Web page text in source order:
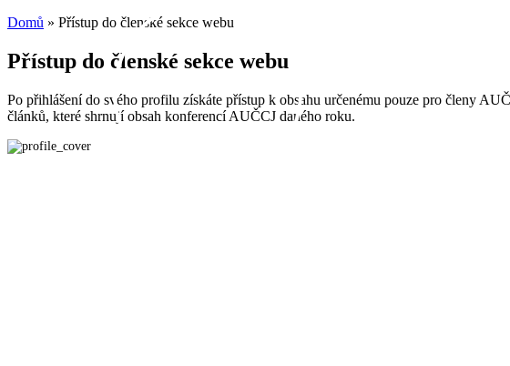
Domů » Přístup do členské sekce webu
Přístup do členské sekce webu
Po přihlášení do svého profilu získáte přístup k obsahu určenému pouze pro členy
článků, které shrnují obsah konferencí AUČCJ daného roku.